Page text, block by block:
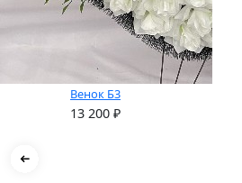
Венок Б3
13 200 ₽